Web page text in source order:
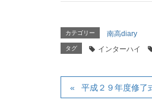
カテゴリー 南高diary
タグ インターハイ
平成２９年度修了